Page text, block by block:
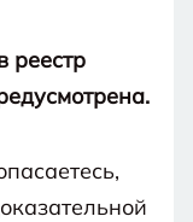
реестр